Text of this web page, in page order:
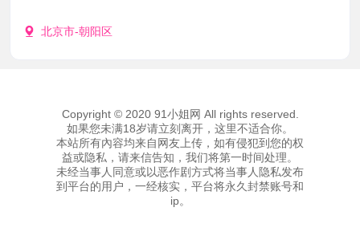
北京市-朝阳区
Copyright © 2020 91小姐网 All rights reserved.
如果您未满18岁请立刻离开，这里不适合你。
本站所有內容均来自网友上传，如有侵犯到您的权
益或隐私，请来信告知，我们将第一时间处理。
未经当事人同意或以恶作剧方式将当事人隐私发布
到平台的用户，一经核实，平台将永久封禁账号和
ip。